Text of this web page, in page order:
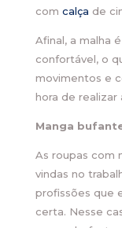
com calça de
Afinal, a malha
confortável, o
movimentos e
hora de realizar
Manga
As roupas com
vindas no
profissões que
certa. Nesse